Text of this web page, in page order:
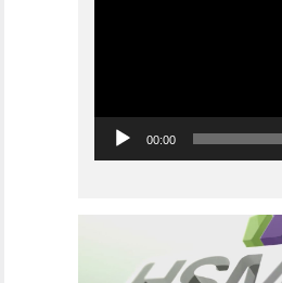
00:00